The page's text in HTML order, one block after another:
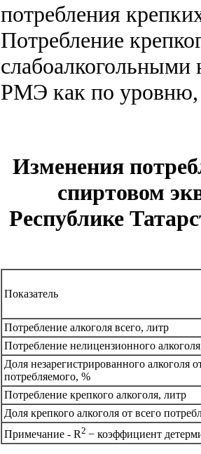
потребления
Потребление
РМЭ как по уровню,
Изменения
спиртовом
Республике
Показатель
Потребление алкоголя всего, литр
Потребление нелицензионного
Доля незарегистрированного алкоголя
потребляемого, %
Потребление крепкого алкоголя, литр
Доля крепкого алкоголя от всего
Примечание - R2 − коэффициент